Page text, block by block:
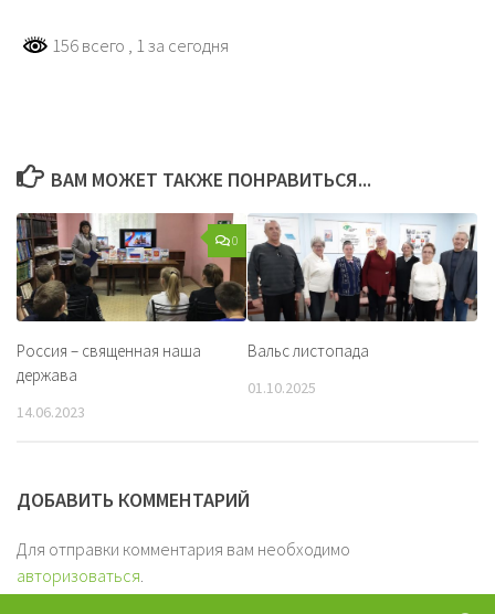
156 всего , 1 за сегодня
ВАМ МОЖЕТ ТАКЖЕ ПОНРАВИТЬСЯ...
0
Россия – священная наша
держава
14.06.2023
Вальс листопада
01.10.2025
ДОБАВИТЬ КОММЕНТАРИЙ
Для отправки комментария вам необходимо
авторизоваться